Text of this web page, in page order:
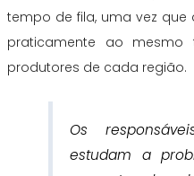
tempo de fila, uma vez
praticamente ao
produtores de cada região.
Os
estudam a